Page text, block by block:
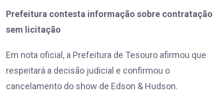
Prefeitura contesta informação sobre contratação
sem licitação
Em nota oficial, a Prefeitura de Tesouro afirmou que
respeitará a decisão judicial e confirmou o
cancelamento do show de Edson & Hudson.